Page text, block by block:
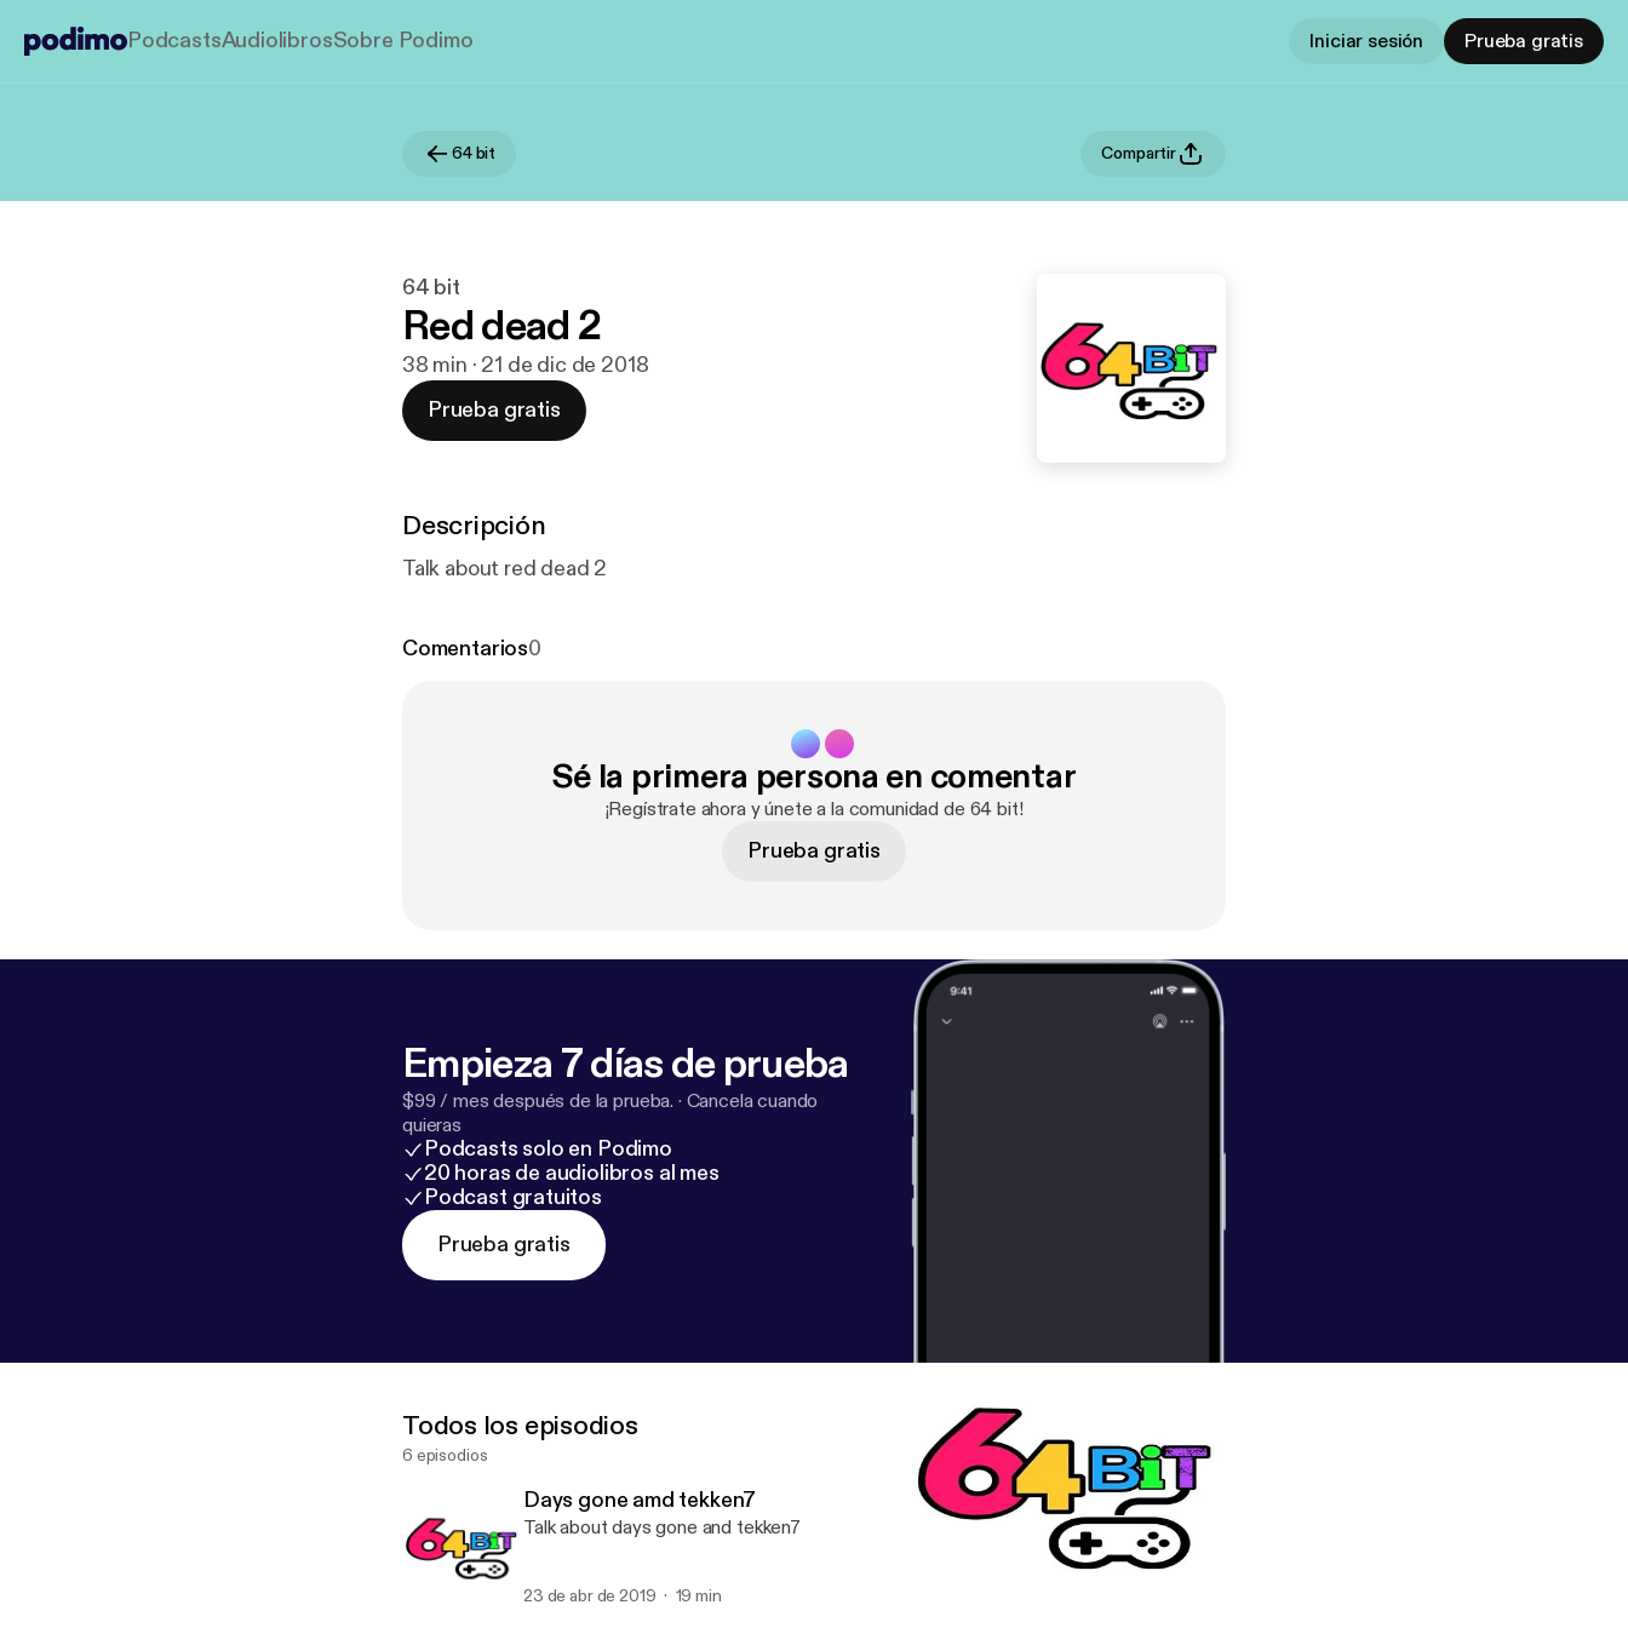
PodcastsAudiolibrosSobre Podimo Iniciar sesión Prueba gratis
64 bit Compartir
64 bit
Red dead 2
38 min · 21 de dic de 2018
Prueba gratis
Descripción
Talk about red dead 2
Comentarios0
Sé la primera persona en comentar
¡Regístrate ahora y únete a la comunidad de 64 bit!
Prueba gratis
Empieza 7 días de prueba
$99 / mes después de la prueba. · Cancela cuando
quieras
Podcasts solo en Podimo
20 horas de audiolibros al mes
Podcast gratuitos
Prueba gratis
Todos los episodios
6 episodios
Days gone amd tekken7
Talk about days gone and tekken7
23 de abr de 2019 19 min